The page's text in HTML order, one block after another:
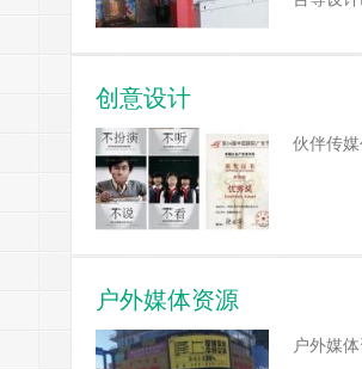
创意设计
伙伴传
户外媒体资源
户外媒